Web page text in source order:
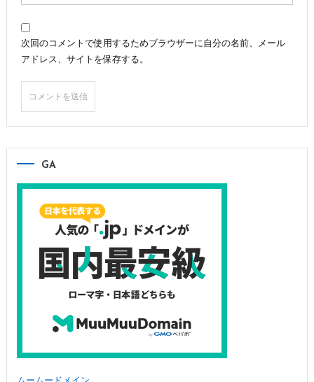
次回のコメントで使用するためブラウザーに自分の名前、メール
アドレス、サイトを保存する。
GA